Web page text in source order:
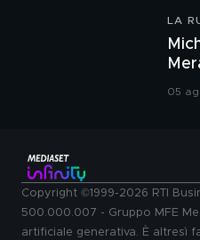
LA
05
Copyright ©1999-2026 RTI
500.000.007 - Gruppo MFE
artificiale generativa. È altresì